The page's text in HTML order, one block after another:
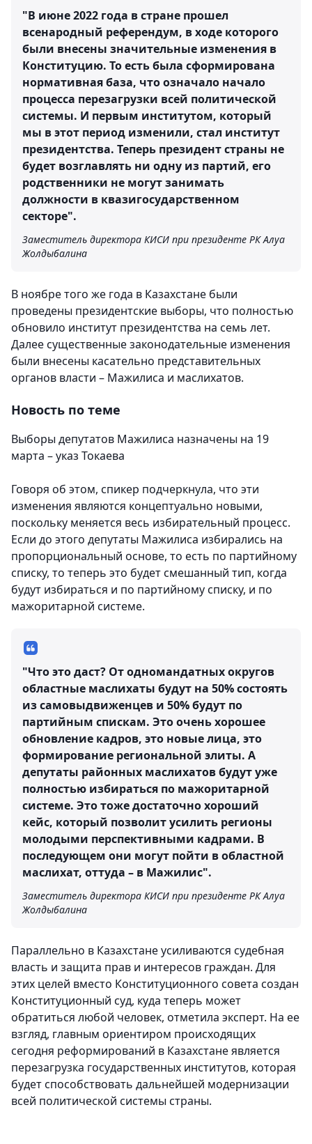
"В июне 2022 года в стране прошел
всенародный референдум, в ходе которого
были внесены значительные изменения в
Конституцию. То есть была сформирована
нормативная база, что означало начало
процесса перезагрузки всей политической
системы. И первым институтом, который
мы в этот период изменили, стал институт
президентства. Теперь президент страны не
будет возглавлять ни одну из партий, его
родственники не могут занимать
должности в квазигосударственном
секторе".
Заместитель директора КИСИ при президенте РК Алуа
Жолдыбалина
В ноябре того же года в Казахстане были
проведены президентские выборы, что полностью
обновило институт президентства на семь лет.
Далее существенные законодательные изменения
были внесены касательно представительных
органов власти – Мажилиса и маслихатов.
Новость по теме
Выборы депутатов Мажилиса назначены на 19
марта – указ Токаева
Говоря об этом, спикер подчеркнула, что эти
изменения являются концептуально новыми,
поскольку меняется весь избирательный процесс.
Если до этого депутаты Мажилиса избирались на
пропорциональный основе, то есть по партийному
списку, то теперь это будет смешанный тип, когда
будут избираться и по партийному списку, и по
мажоритарной системе.
"Что это даст? От одномандатных округов
областные маслихаты будут на 50% состоять
из самовыдвиженцев и 50% будут по
партийным спискам. Это очень хорошее
обновление кадров, это новые лица, это
формирование региональной элиты. А
депутаты районных маслихатов будут уже
полностью избираться по мажоритарной
системе. Это тоже достаточно хороший
кейс, который позволит усилить регионы
молодыми перспективными кадрами. В
последующем они могут пойти в областной
маслихат, оттуда – в Мажилис".
Заместитель директора КИСИ при президенте РК Алуа
Жолдыбалина
Параллельно в Казахстане усиливаются судебная
власть и защита прав и интересов граждан. Для
этих целей вместо Конституционного совета создан
Конституционный суд, куда теперь может
обратиться любой человек, отметила эксперт. На ее
взгляд, главным ориентиром происходящих
сегодня реформирований в Казахстане является
перезагрузка государственных институтов, которая
будет способствовать дальнейшей модернизации
всей политической системы страны.